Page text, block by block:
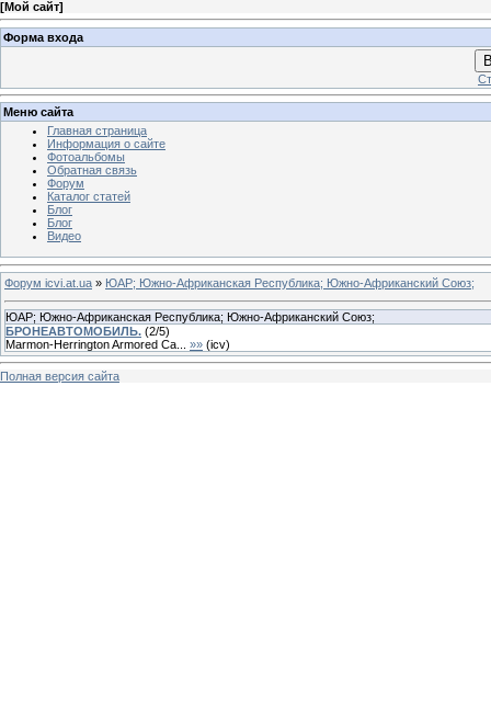
[Мой сайт]
Форма входа
Меню сайта
Главная страница
Информация о сайте
Фотоальбомы
Обратная связь
Форум
Каталог статей
Блог
Блог
Видео
Форум icvi.at.ua » ЮАР; Южно-Африканская Республика; Южно-Африканский Союз;
ЮАР; Южно-Африканская Республика; Южно-Африканский Союз;
БРОНЕАВТОМОБИЛЬ. (2/5)
Marmon-Herrington Armored Ca...
»» (icv)
Полная версия сайта